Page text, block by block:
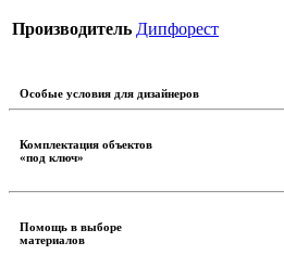
Производитель Дипфорест
Особые условия для дизайнеров
Комплектация объектов
«под ключ»
Помощь в выборе
материалов